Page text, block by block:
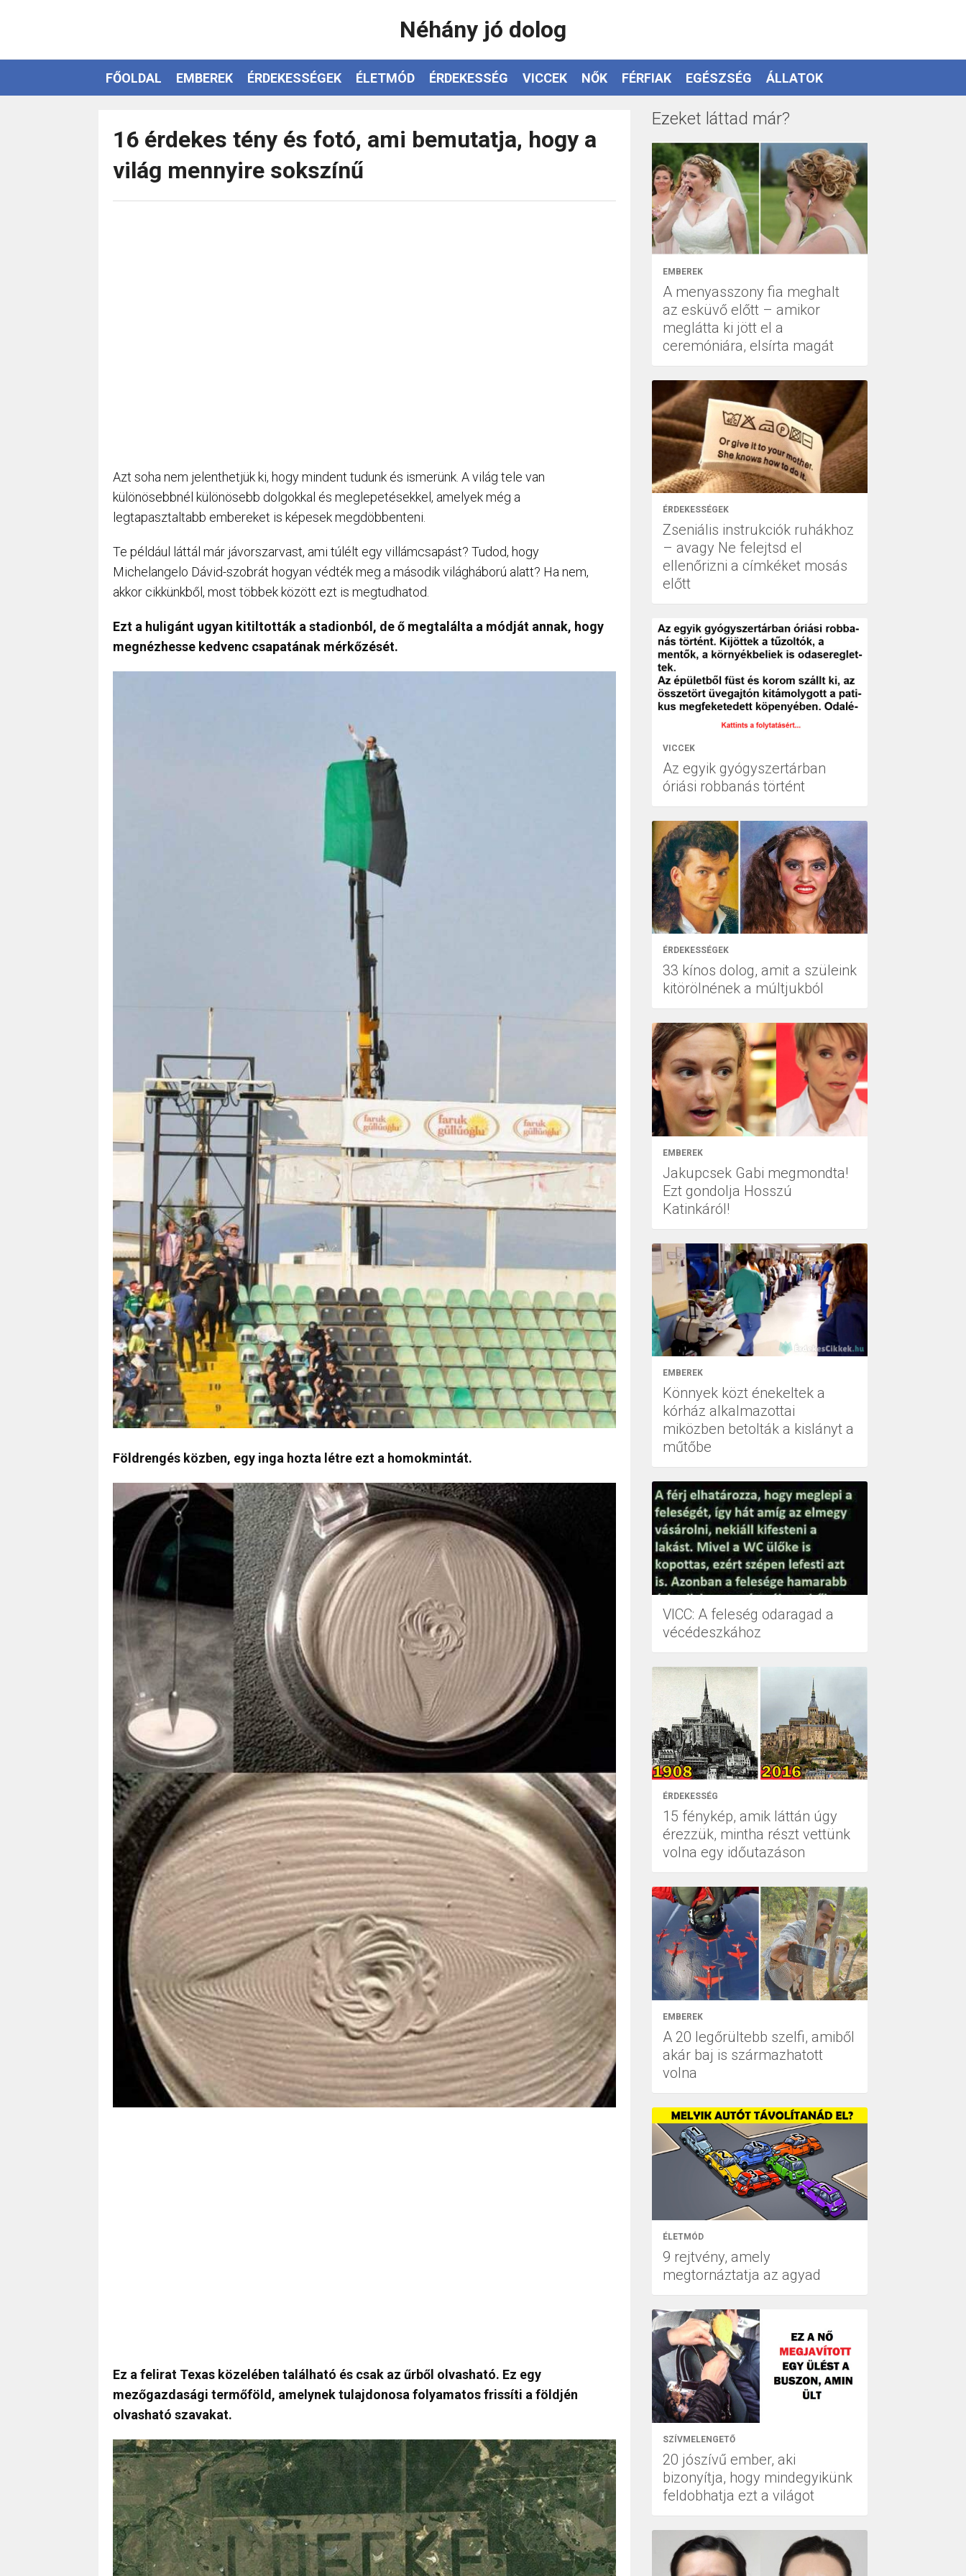
Néhány jó dolog
FŐOLDAL EMBEREK ÉRDEKESSÉGEK ÉLETMÓD ÉRDEKESSÉG VICCEK NŐK FÉRFIAK EGÉSZSÉG ÁLLATOK
16 érdekes tény és fotó, ami bemutatja, hogy a
világ mennyire sokszínű
Azt soha nem jelenthetjük ki, hogy mindent tudunk és ismerünk. A világ tele van
különösebbnél különösebb dolgokkal és meglepetésekkel, amelyek még a
legtapasztaltabb embereket is képesek megdöbbenteni.
Te például láttál már jávorszarvast, ami túlélt egy villámcsapást? Tudod, hogy
Michelangelo Dávid-szobrát hogyan védték meg a második világháború alatt? Ha nem,
akkor cikkünkből, most többek között ezt is megtudhatod.
Ezt a huligánt ugyan kitiltották a stadionból, de ő megtalálta a módját annak, hogy
megnézhesse kedvenc csapatának mérkőzését.
Földrengés közben, egy inga hozta létre ezt a homokmintát.
Ez a felirat Texas közelében található és csak az űrből olvasható. Ez egy
mezőgazdasági termőföld, amelynek tulajdonosa folyamatos frissíti a földjén
olvasható szavakat.
Ezeket láttad már?
EMBEREK
A menyasszony fia meghalt
az esküvő előtt – amikor
meglátta ki jött el a
ceremóniára, elsírta magát
ÉRDEKESSÉGEK
Zseniális instrukciók ruhákhoz
– avagy Ne felejtsd el
ellenőrizni a címkéket mosás
előtt
VICCEK
Az egyik gyógyszertárban
óriási robbanás történt
ÉRDEKESSÉGEK
33 kínos dolog, amit a szüleink
kitörölnének a múltjukból
EMBEREK
Jakupcsek Gabi megmondta!
Ezt gondolja Hosszú
Katinkáról!
EMBEREK
Könnyek közt énekeltek a
kórház alkalmazottai
miközben betolták a kislányt a
műtőbe
VICC: A feleség odaragad a
vécédeszkához
ÉRDEKESSÉG
15 fénykép, amik láttán úgy
érezzük, mintha részt vettünk
volna egy időutazáson
EMBEREK
A 20 legőrültebb szelfi, amiből
akár baj is származhatott
volna
ÉLETMÓD
9 rejtvény, amely
megtornáztatja az agyad
SZÍVMELENGETŐ
20 jószívű ember, aki
bizonyítja, hogy mindegyikünk
feldobhatja ezt a világot